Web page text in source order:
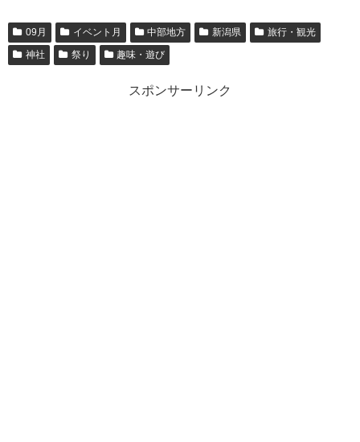
09月 イベント月 中部地方 新潟県
旅行・観光
神社
祭り 趣味・遊び
スポンサーリンク